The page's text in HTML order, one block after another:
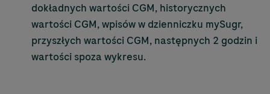
dokładnych wartości CGM, historycznych
wartości CGM, wpisów w dzienniczku mySugr,
przyszłych wartości CGM, następnych 2 godzin i
wartości spoza wykresu.